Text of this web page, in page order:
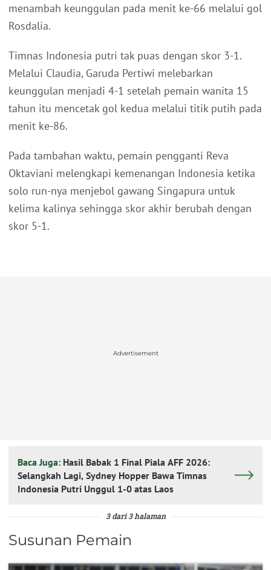
menambah keunggulan pada menit ke-66 melalui gol
Rosdalia.
Timnas Indonesia putri tak puas dengan skor 3-1.
Melalui Claudia, Garuda Pertiwi melebarkan
keunggulan menjadi 4-1 setelah pemain wanita 15
tahun itu mencetak gol kedua melalui titik putih pada
menit ke-86.
Pada tambahan waktu, pemain pengganti Reva
Oktaviani melengkapi kemenangan Indonesia ketika
solo run-nya menjebol gawang Singapura untuk
kelima kalinya sehingga skor akhir berubah dengan
skor 5-1.
Advertisement
Baca Juga: Hasil Babak 1 Final Piala AFF 2026:
Selangkah Lagi, Sydney Hopper Bawa Timnas
Indonesia Putri Unggul 1-0 atas Laos
3 dari 3 halaman
Susunan Pemain